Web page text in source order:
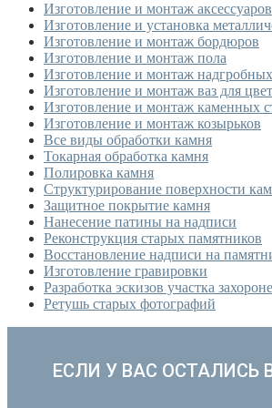
Изготовление и монтаж аксессуаров
Изготовление и установка
Изготовление и монтаж бордюров
Изготовление и монтаж пола
Изготовление и монтаж
Изготовление и монтаж ваз для
Изготовление и монтаж каменных
Изготовление и монтаж козырьков
Все виды обработки камня
Токарная обработка камня
Полировка камня
Структурирование поверхности
Защитное покрытие камня
Нанесение патины на надписи
Реконструкция старых памятников
Восстановление надписи на
Изготовление гравировки
Разработка эскизов участка
Ретушь старых фотографий
ЕСЛИ У ВАС ОСТАЛИСЬ